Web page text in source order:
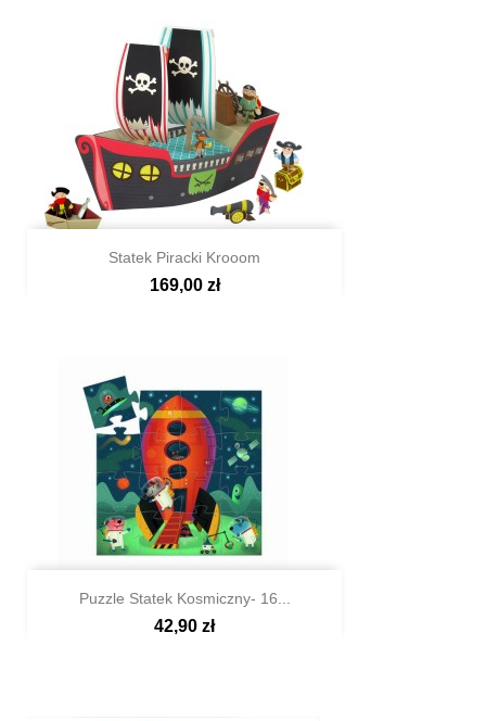
Szybki podgląd
Statek Piracki Krooom
169,00 zł
Szybki podgląd
Puzzle Statek Kosmiczny- 16...
42,90 zł